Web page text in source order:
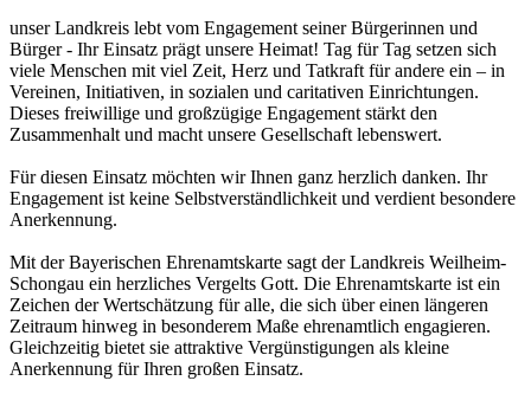
unser Landkreis lebt vom Engagement seiner Bürgerinnen und
Bürger - Ihr Einsatz prägt unsere Heimat! Tag für Tag setzen sich
viele Menschen mit viel Zeit, Herz und Tatkraft für andere ein – in
Vereinen, Initiativen, in sozialen und caritativen Einrichtungen.
Dieses freiwillige und großzügige Engagement stärkt den
Zusammenhalt und macht unsere Gesellschaft lebenswert.
Für diesen Einsatz möchten wir Ihnen ganz herzlich danken. Ihr
Engagement ist keine Selbstverständlichkeit und verdient besondere
Anerkennung.
Mit der Bayerischen Ehrenamtskarte sagt der Landkreis Weilheim-
Schongau ein herzliches Vergelts Gott. Die Ehrenamtskarte ist ein
Zeichen der Wertschätzung für alle, die sich über einen längeren
Zeitraum hinweg in besonderem Maße ehrenamtlich engagieren.
Gleichzeitig bietet sie attraktive Vergünstigungen als kleine
Anerkennung für Ihren großen Einsatz.